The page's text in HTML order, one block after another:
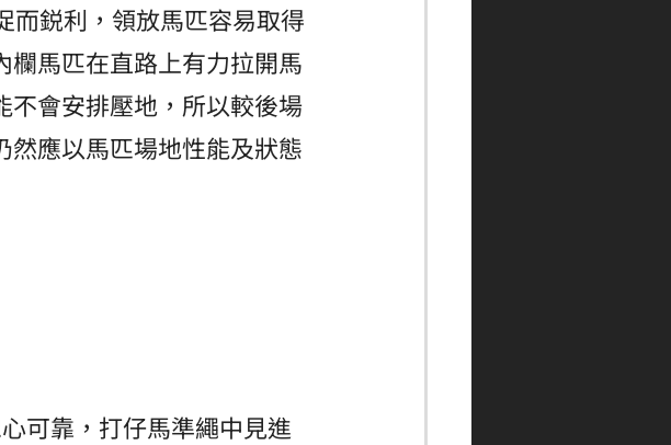
而鋭利，領放馬匹容易取得
馬匹在直路上有力拉開馬
不會安排壓地，所以較後場
應以馬匹場地性能及狀態
可靠，打仔馬準繩中見進